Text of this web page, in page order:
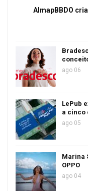
AlmapBBDO
ago 06
LePub
a cinco
ago 05
Marina
OPPO
ago 04